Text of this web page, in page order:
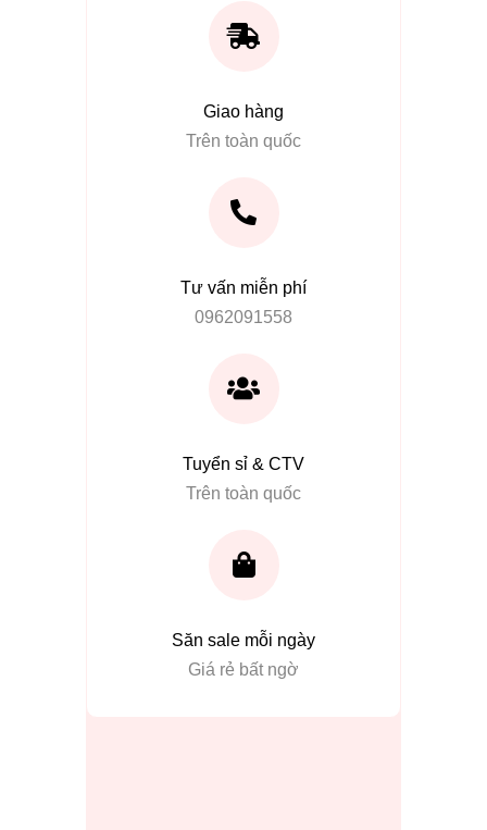
Giao hàng
Trên toàn quốc
Tư vấn miễn phí
0962091558
Tuyển sỉ & CTV
Trên toàn quốc
Săn sale mỗi ngày
Giá rẻ bất ngờ